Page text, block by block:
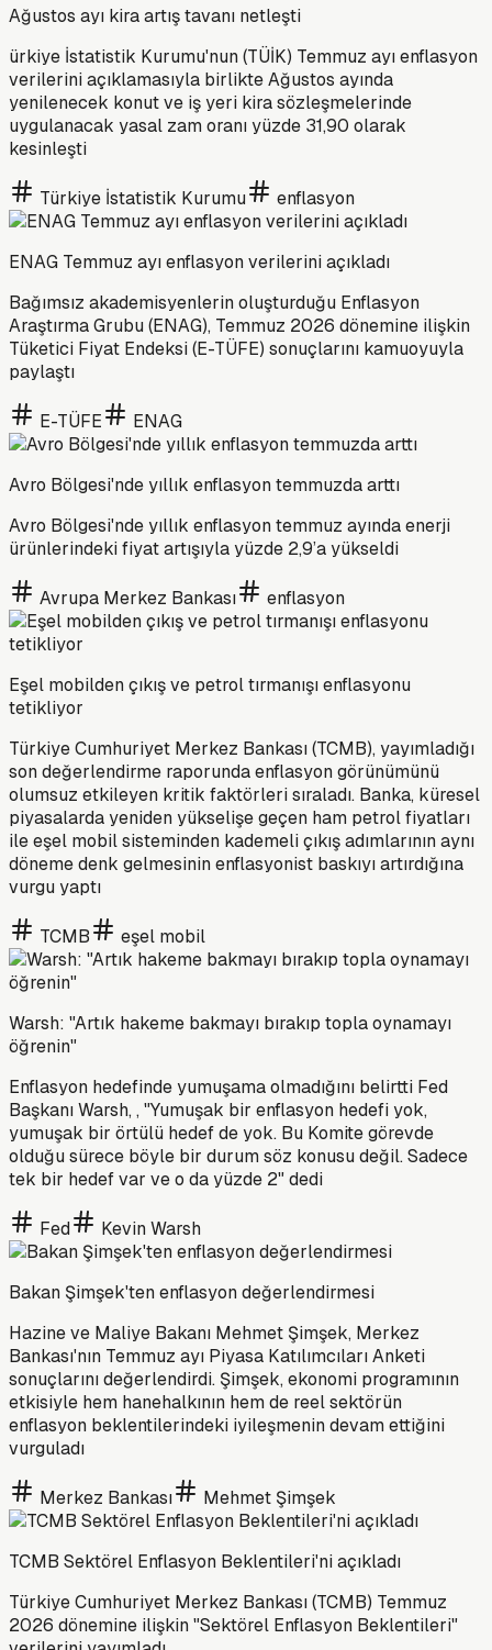
Ağustos ayı kira artış tavanı netleşti
ürkiye İstatistik Kurumu'nun (TÜİK) Temmuz ayı enflasyon
verilerini açıklamasıyla birlikte Ağustos ayında
yenilenecek konut ve iş yeri kira sözleşmelerinde
uygulanacak yasal zam oranı yüzde 31,90 olarak
kesinleşti
Türkiye İstatistik Kurumu enflasyon
ENAG Temmuz ayı enflasyon verilerini açıkladı
Bağımsız akademisyenlerin oluşturduğu Enflasyon
Araştırma Grubu (ENAG), Temmuz 2026 dönemine ilişkin
Tüketici Fiyat Endeksi (E-TÜFE) sonuçlarını kamuoyuyla
paylaştı
E-TÜFE ENAG
Avro Bölgesi'nde yıllık enflasyon temmuzda arttı
Avro Bölgesi'nde yıllık enflasyon temmuz ayında enerji
ürünlerindeki fiyat artışıyla yüzde 2,9’a yükseldi
Avrupa Merkez Bankası enflasyon
Eşel mobilden çıkış ve petrol tırmanışı enflasyonu
tetikliyor
Türkiye Cumhuriyet Merkez Bankası (TCMB), yayımladığı
son değerlendirme raporunda enflasyon görünümünü
olumsuz etkileyen kritik faktörleri sıraladı. Banka, küresel
piyasalarda yeniden yükselişe geçen ham petrol fiyatları
ile eşel mobil sisteminden kademeli çıkış adımlarının aynı
döneme denk gelmesinin enflasyonist baskıyı artırdığına
vurgu yaptı
TCMB eşel mobil
Warsh: "Artık hakeme bakmayı bırakıp topla oynamayı
öğrenin"
Enflasyon hedefinde yumuşama olmadığını belirtti Fed
Başkanı Warsh, , "Yumuşak bir enflasyon hedefi yok,
yumuşak bir örtülü hedef de yok. Bu Komite görevde
olduğu sürece böyle bir durum söz konusu değil. Sadece
tek bir hedef var ve o da yüzde 2" dedi
Fed Kevin Warsh
Bakan Şimşek'ten enflasyon değerlendirmesi
Hazine ve Maliye Bakanı Mehmet Şimşek, Merkez
Bankası'nın Temmuz ayı Piyasa Katılımcıları Anketi
sonuçlarını değerlendirdi. Şimşek, ekonomi programının
etkisiyle hem hanehalkının hem de reel sektörün
enflasyon beklentilerindeki iyileşmenin devam ettiğini
vurguladı
Merkez Bankası Mehmet Şimşek
TCMB Sektörel Enflasyon Beklentileri'ni açıkladı
Türkiye Cumhuriyet Merkez Bankası (TCMB) Temmuz
2026 dönemine ilişkin "Sektörel Enflasyon Beklentileri"